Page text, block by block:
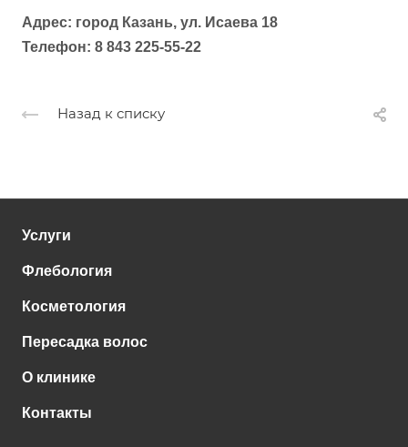
Адрес: город Казань, ул. Исаева 18
Телефон: 8 843 225-55-22
Назад к списку
Услуги
Флебология
Косметология
Пересадка волос
О клинике
Контакты